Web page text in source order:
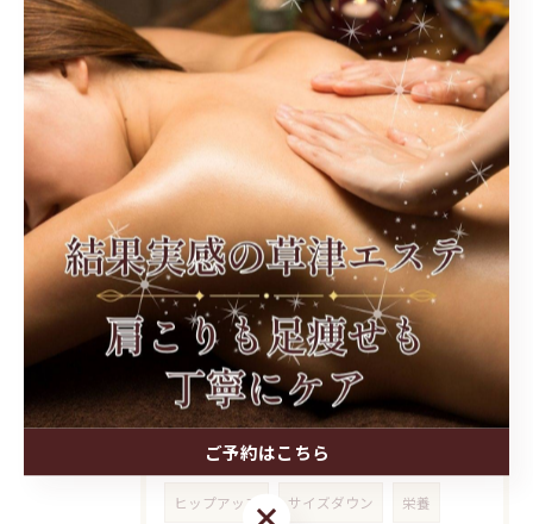
2026/07/21
ダイエットとミーティングの効率化で生産性を高める実践ルールと成功の秘訣
タグ Tags
草津 ダイエット くびれ
セルライト インドエステ
アーユルヴェーダ 脂肪
ヒップアップ サイズダウン 栄養
ご予約はこちら
ご予約はこちら